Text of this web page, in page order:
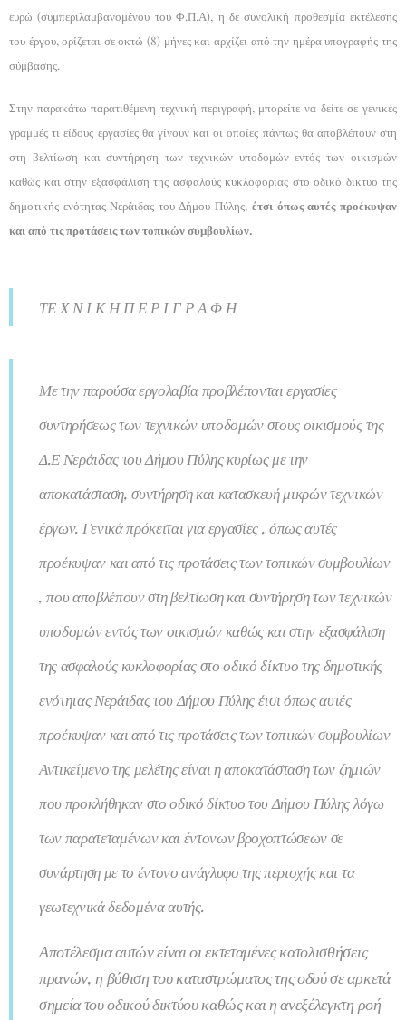
ευρώ (συμπεριλαμβανομένου του Φ.Π.Α), η δε συνολική προθεσμία εκτέλεσης
του έργου, ορίζεται σε οκτώ (8) μήνες και αρχίζει από την ημέρα υπογραφής της
σύμβασης.
Στην παρακάτω παρατιθέμενη τεχνική περιγραφή, μπορείτε να δείτε σε γενικές
γραμμές τι είδους εργασίες θα γίνουν και οι οποίες πάντως θα αποβλέπουν στη
στη βελτίωση και συντήρηση των τεχνικών υποδομών εντός των οικισμών
καθώς και στην εξασφάλιση της ασφαλούς κυκλοφορίας στο οδικό δίκτυο της
δημοτικής ενότητας Νεράιδας του Δήμου Πύλης, έτσι όπως αυτές προέκυψαν
και από τις προτάσεις των τοπικών συμβουλίων.
ΤΕ Χ Ν Ι Κ Η Π Ε Ρ Ι Γ Ρ Α Φ Η
Με την παρούσα εργολαβία προβλέπονται εργασίες
συντηρήσεως των τεχνικών υποδομών στους οικισμούς της
Δ.Ε Νεράιδας του Δήμου Πύλης κυρίως με την
αποκατάσταση, συντήρηση και κατασκευή μικρών τεχνικών
έργων. Γενικά πρόκειται για εργασίες , όπως αυτές
προέκυψαν και από τις προτάσεις των τοπικών συμβουλίων
, που αποβλέπουν στη βελτίωση και συντήρηση των τεχνικών
υποδομών εντός των οικισμών καθώς και στην εξασφάλιση
της ασφαλούς κυκλοφορίας στο οδικό δίκτυο της δημοτικής
ενότητας Νεράιδας του Δήμου Πύλης έτσι όπως αυτές
προέκυψαν και από τις προτάσεις των τοπικών συμβουλίων
Αντικείμενο της μελέτης είναι η αποκατάσταση των ζημιών
που προκλήθηκαν στο οδικό δίκτυο του Δήμου Πύλης λόγω
των παρατεταμένων και έντονων βροχοπτώσεων σε
συνάρτηση με το έντονο ανάγλυφο της περιοχής και τα
γεωτεχνικά δεδομένα αυτής.
Αποτέλεσμα αυτών είναι οι εκτεταμένες κατολισθήσεις
πρανών, η βύθιση του καταστρώματος της οδού σε αρκετά
σημεία του οδικού δικτύου καθώς και η ανεξέλεγκτη ροή